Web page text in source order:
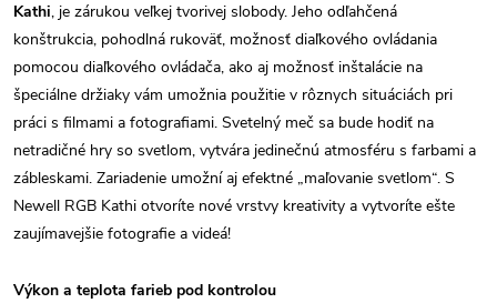
Kathi, je zárukou veľkej tvorivej slobody. Jeho odľahčená
konštrukcia, pohodlná rukoväť, možnosť diaľkového ovládania
pomocou diaľkového ovládača, ako aj možnosť inštalácie na
špeciálne držiaky vám umožnia použitie v rôznych situáciách pri
práci s filmami a fotografiami. Svetelný meč sa bude hodiť na
netradičné hry so svetlom, vytvára jedinečnú atmosféru s farbami a
zábleskami. Zariadenie umožní aj efektné „maľovanie svetlom“. S
Newell RGB Kathi otvoríte nové vrstvy kreativity a vytvoríte ešte
zaujímavejšie fotografie a videá!
Výkon a teplota farieb pod kontrolou